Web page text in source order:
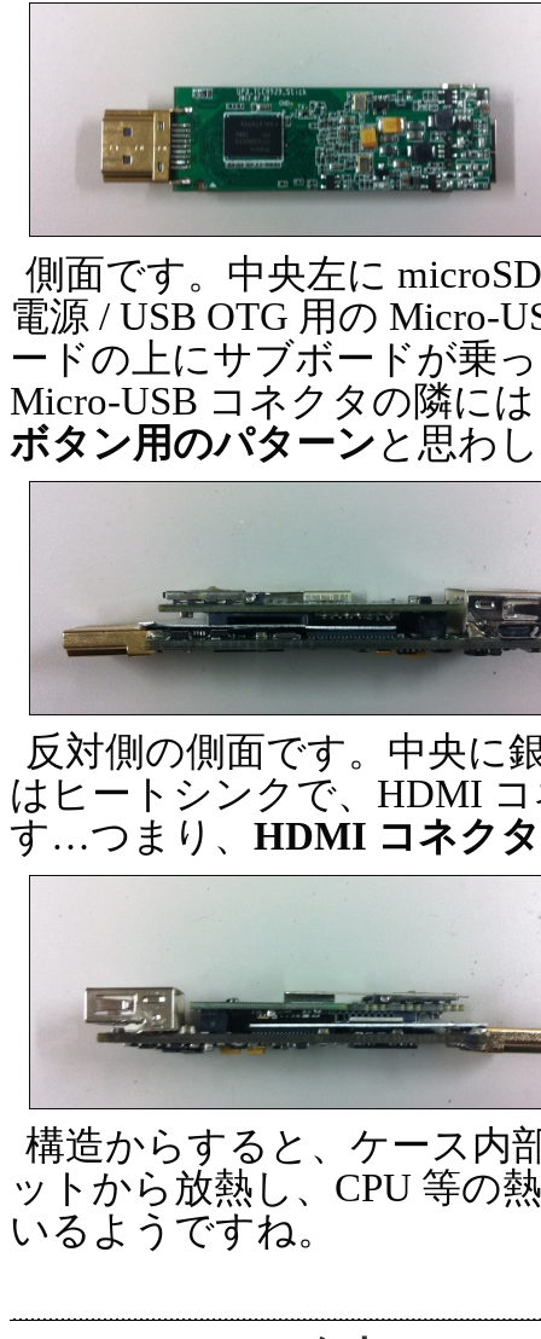
側面です。中央左に
電源 / USB OTG 用の Micro-
ードの上にサブボードが乗
Micro-USB コネクタの隣に
ボタン用のパターンと思わ
反対側の側面です。中央に
はヒートシンクで、HDMI
す…つまり、 HDMI コネク
構造からすると、ケース内
ットから放熱し、CPU 等の
いるようですね。